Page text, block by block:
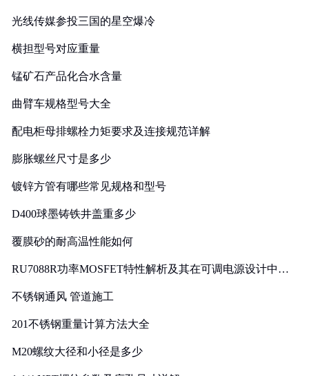
光线传媒参投三国的星空爆冷
横担型号对应重量
锰矿石产品化合水含量
曲臂车规格型号大全
配电柜母排螺栓力矩要求及连接规范详解
膨胀螺丝尺寸是多少
镀锌方管有哪些常见规格和型号
D400球墨铸铁井盖重多少
覆膜砂的耐高温性能如何
RU7088R功率MOSFET特性解析及其在可调电源设计中的
不锈钢通风 管道施工
201不锈钢重量计算方法大全
M20螺纹大径和小径是多少